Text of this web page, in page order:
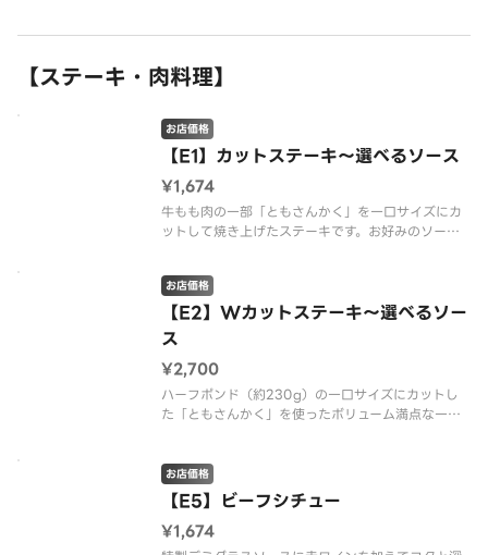
ました。※商品の栄養成分・アレ
【ステーキ・肉料理】
【E1】カットステーキ～選べるソース
お店価格
¥1,674
牛もも肉の一部「ともさんかく」を一口サイズにカ
ットして焼き上げたステーキです。お好みのソース
前の数値となります。※配達は配達代行業者が行っ
ております。※商品の栄養成分・アレルゲン情報
は、デニーズのホームページをご確
【E2】Wカットステーキ～選べるソー
ス
お店価格
¥2,700
ハーフポンド（約230g）の一口サイズにカットし
た「ともさんかく」を使ったボリューム満点な一皿
※配達は配達代行業者が行っております。※商品の
栄養成分・アレルゲン情報は、
【E5】ビーフシチュー
お店価格
¥1,674